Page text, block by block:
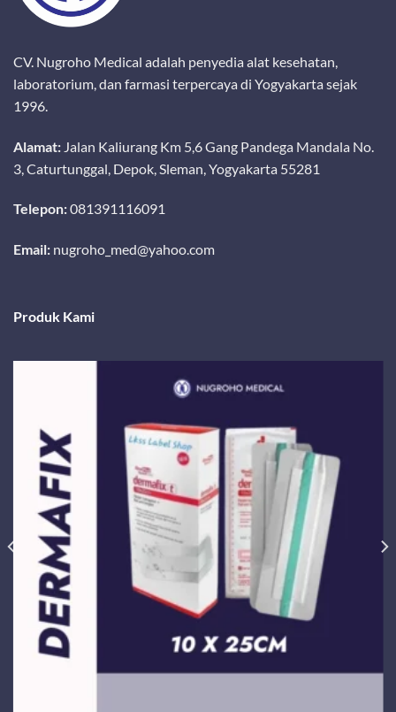
CV. Nugroho Medical adalah penyedia alat kesehatan,
laboratorium, dan farmasi terpercaya di Yogyakarta sejak
1996.
Alamat: Jalan Kaliurang Km 5,6 Gang Pandega Mandala No.
3, Caturtunggal, Depok, Sleman, Yogyakarta 55281
Telepon:081391116091
Email: nugroho_med@yahoo.com
Produk Kami